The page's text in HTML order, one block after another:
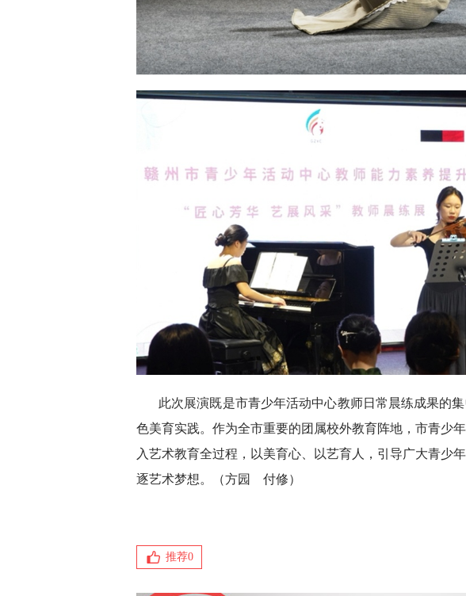
此次展演既是市青少年活动中心教师日常晨练成果的
色美育实践。作为全市重要的团属校外教育阵地，市青少
入艺术教育全过程，以美育心、以艺育人，引导广大青少
逐艺术梦想。（方园 付修）
推荐0